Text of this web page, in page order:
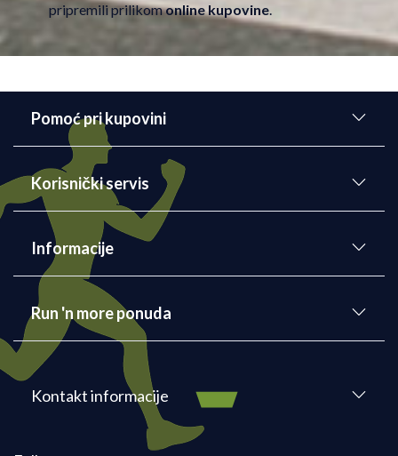
pripremili prilikomonline kupovine
Pomoć pri kupovini
Korisnički servis
Informacije
Run 'n more ponuda
Kontakt informacije